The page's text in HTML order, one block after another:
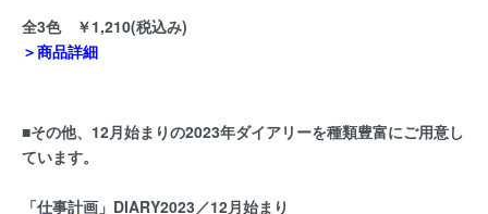
全3色 ￥1,210(税込み)
＞商品詳細
■その他、12月始まりの2023年ダイアリーを種類豊富にご用意し
ています。
「仕事計画」DIARY2023／12月始まり